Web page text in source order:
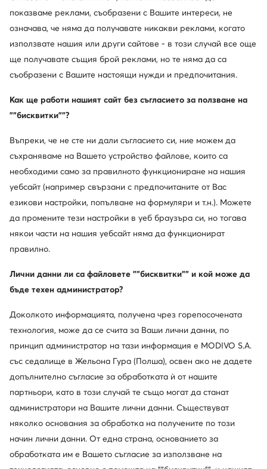
още 25% Код: SUMMER
New Balance
Сникърси · NB 9060 · Бял
109,99€
Промоция
New Balance
Сникърси · Розов
Актуална цена
30,99€
Редовна цена
Най-ниска цена32,99 € -6%
Промоция
New Balance
Сникърси · NB 574 · Виолетов
Актуална цена
49,99€
още 25% Код: SUMMER
New Balance
99,99€
показваме реклами, съобразени с Вашите интереси, не
означава, че няма да получавате никакви реклами, когато
използвате нашия или други сайтове - в този случай все още
ще получавате същия брой реклами, но те няма да са
съобразени с Вашите настоящи нужди и предпочитания.
Как ще работи нашият сайт без съгласието за ползване на
""бисквитки""?
Въпреки, че не сте ни дали съгласието си, ние можем да
съхраняваме на Вашето устройство файлове, които са
необходими само за правилното функциониране на нашия
уебсайт (например свързани с предпочитаните от Вас
езикови настройки, попълване на формуляри и т.н.). Можете
да промените тези настройки в уеб браузъра си, но тогава
някои части на нашия уебсайт няма да функционират
правилно.
Лични данни ли са файловете ""бисквитки"" и кой може да
бъде техен администратор?
Доколкото информацията, получена чрез горепосочената
технология, може да се счита за Ваши лични данни, по
принцип администратор на тази информация е MODIVO S.A.
със седалище в Жельона Гура (Полша), освен ако не дадете
допълнително съгласие за обработката ѝ от нашите
партньори, като в този случай те също могат да станат
администратори на Вашите лични данни. Съществуват
няколко основания за обработка на получените по този
начин лични данни. От една страна, основанието за
обработката им е Вашето съгласие за използване на